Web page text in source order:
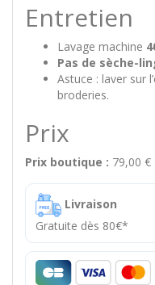
Entretien
Lavage machine
Pas de sèche-
Astuce : laver sur
broderies.
Prix
Prix boutique : 79,00 €
Livraison
Gratuite dès 80€*